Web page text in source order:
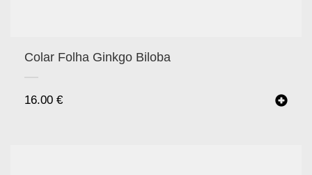
Colar Folha Ginkgo Biloba
16.00 €